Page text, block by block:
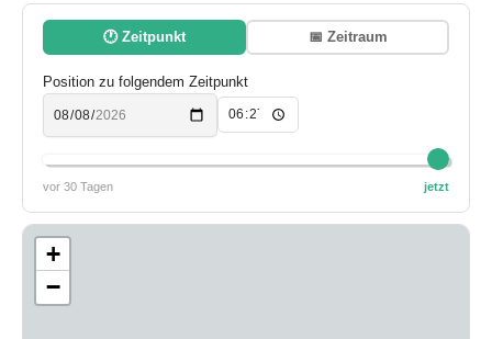
🕐 Zeitpunkt 📅 Zeitraum
Position zu folgendem Zeitpunkt
vor 30 Tagen jetzt
+
−